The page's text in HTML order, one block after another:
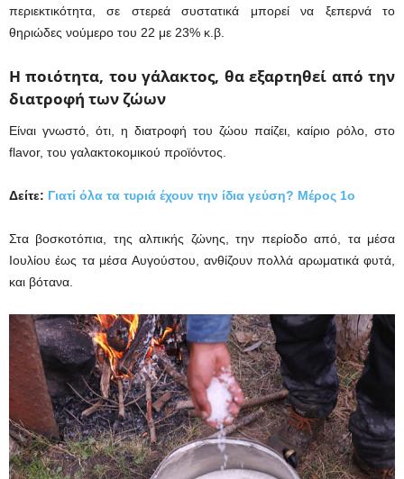
περιεκτικότητα, σε στερεά συστατικά μπορεί να ξεπερνά το
θηριώδες νούμερο του 22 με 23% κ.β.
Η ποιότητα, του γάλακτος, θα εξαρτηθεί από την
διατροφή των ζώων
Είναι γνωστό, ότι, η διατροφή του ζώου παίζει, καίριο ρόλο, στο
flavor, του γαλακτοκομικού προϊόντος.
Δείτε: Γιατί όλα τα τυριά έχουν την ίδια γεύση? Μέρος 1ο
Στα βοσκοτόπια, της αλπικής ζώνης, την περίοδο από, τα μέσα
Ιουλίου έως τα μέσα Αυγούστου, ανθίζουν πολλά αρωματικά φυτά,
και βότανα.